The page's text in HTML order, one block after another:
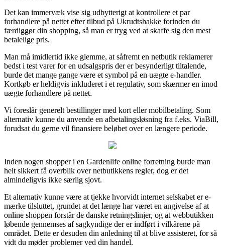
Det kan immervæk vise sig udbytterigt at kontrollere et par
forhandlere på nettet efter tilbud på Ukrudtshakke forinden du
færdiggør din shopping, så man er tryg ved at skaffe sig den mest
betalelige pris.
Man må imidlertid ikke glemme, at såfremt en netbutik reklamerer
bedst i test varer for en udsalgspris der er besynderligt tiltalende,
burde det mange gange være et symbol på en uægte e-handler.
Kortkøb er heldigvis inkluderet i et regulativ, som skærmer en imod
uægte forhandlere på nettet.
Vi foreslår generelt bestillinger med kort eller mobilbetaling. Som
alternativ kunne du anvende en afbetalingsløsning fra f.eks. ViaBill,
forudsat du gerne vil finansiere beløbet over en længere periode.
Inden nogen shopper i en Gardenlife online forretning burde man
helt sikkert få overblik over netbutikkens regler, dog er det
almindeligvis ikke særlig sjovt.
Et alternativ kunne være at tjekke hvorvidt internet selskabet er e-
mærke tilsluttet, grundet at det længe har været en angivelse af at
online shoppen forstår de danske retningslinjer, og at webbutikken
løbende gennemses af sagkyndige der er indført i vilkårene på
området. Dette er desuden din anledning til at blive assisteret, for så
vidt du møder problemer ved din handel.